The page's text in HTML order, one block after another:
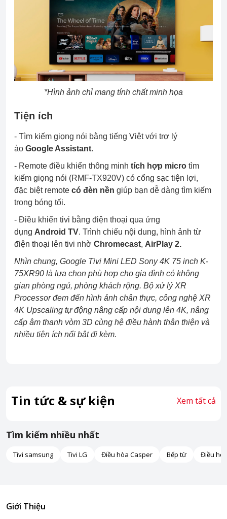
*Hình ảnh chỉ mang tính chất minh họa
Tiện ích
- Tìm kiếm giọng nói bằng tiếng Việt với trợ lý
ảo Google Assistant.
- Remote điều khiển thông minh tích hợp micro tìm
kiếm giọng nói (RMF-TX920V) có cổng sạc tiện lợi,
đặc biệt remote có đèn nền giúp bạn dễ dàng tìm kiếm
trong bóng tối.
- Điều khiển tivi bằng điện thoại qua ứng
dụng Android TV. Trình chiếu nội dung, hình ảnh từ
điện thoại lên tivi nhờ Chromecast, AirPlay 2.
Nhìn chung, Google Tivi Mini LED Sony 4K 75 inch K-
75XR90 là lựa chọn phù hợp cho gia đình có không
gian phòng ngủ, phòng khách rộng. Bộ xử lý XR
Processor đem đến hình ảnh chân thực, công nghệ XR
4K Upscaling tự động nâng cấp nội dung lên 4K, nâng
cấp âm thanh vòm 3D cùng hệ điều hành thân thiện và
nhiều tiện ích nổi bật đi kèm.
Tin tức & sự kiện Xem tất cả
Tìm kiếm nhiều nhất
Tivi samsung Tivi LG Điều hòa Casper Bếp từ Điều
Giới Thiệu